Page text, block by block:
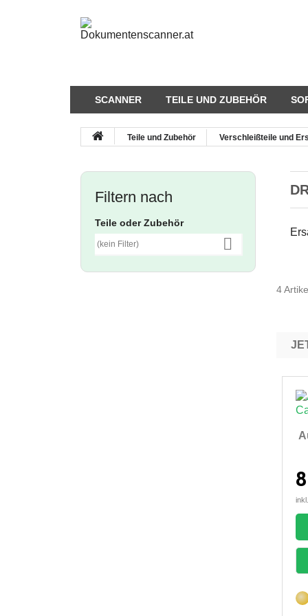
SCANNER TEILE UND ZUBEHÖR
Teile und Zubehör Verschleißteile und
Filtern nach
Teile oder Zubehör
(kein Filter) 
4